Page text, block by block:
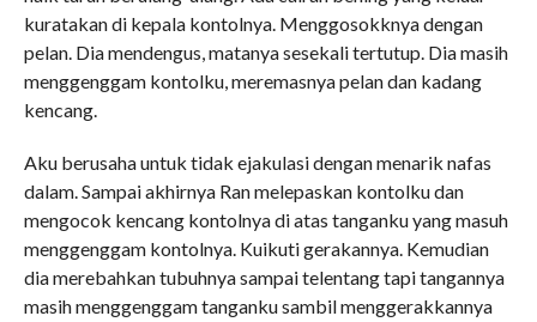
kuratakan di kepala kontolnya. Menggosokknya dengan
pelan. Dia mendengus, matanya sesekali tertutup. Dia masih
menggenggam kontolku, meremasnya pelan dan kadang
kencang.
Aku berusaha untuk tidak ejakulasi dengan menarik nafas
dalam. Sampai akhirnya Ran melepaskan kontolku dan
mengocok kencang kontolnya di atas tanganku yang masuh
menggenggam kontolnya. Kuikuti gerakannya. Kemudian
dia merebahkan tubuhnya sampai telentang tapi tangannya
masih menggenggam tanganku sambil menggerakkannya